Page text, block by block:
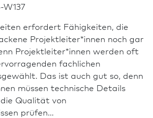
erfordert Fähigkeiten, die
Projektleiter*innen noch gar
Projektleiter*innen werden oft
fachlichen
Das ist auch gut so, denn
müssen technische Details
Qualität von
prüfen...